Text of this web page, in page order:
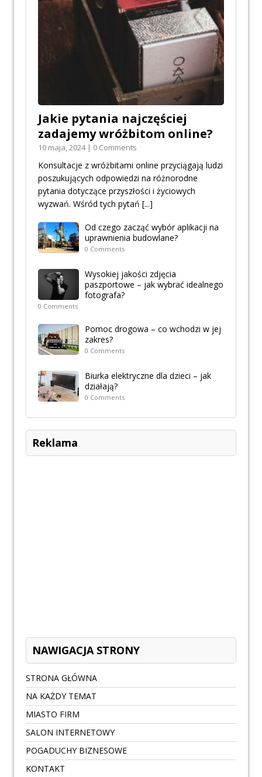
Jakie pytania najczęściej
zadajemy wróżbitom online?
10 maja, 2024 | 0 Comments
Konsultacje z wróżbitami online przyciągają ludzi
poszukujących odpowiedzi na różnorodne
pytania dotyczące przyszłości i życiowych
wyzwań. Wśród tych pytań [...]
Od czego zacząć wybór aplikacji na
uprawnienia budowlane?
0 Comments
Wysokiej jakości zdjęcia
paszportowe – jak wybrać idealnego
fotografa?
0 Comments
Pomoc drogowa – co wchodzi w jej
zakres?
0 Comments
Biurka elektryczne dla dzieci – jak
działają?
0 Comments
Reklama
NAWIGACJA STRONY
STRONA GŁÓWNA
NA KAŻDY TEMAT
MIASTO FIRM
SALON INTERNETOWY
POGADUCHY BIZNESOWE
KONTAKT